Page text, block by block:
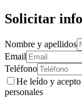
Solicitar
Nombre y apellidos
Email
Teléfono
He leído y acepto
personales